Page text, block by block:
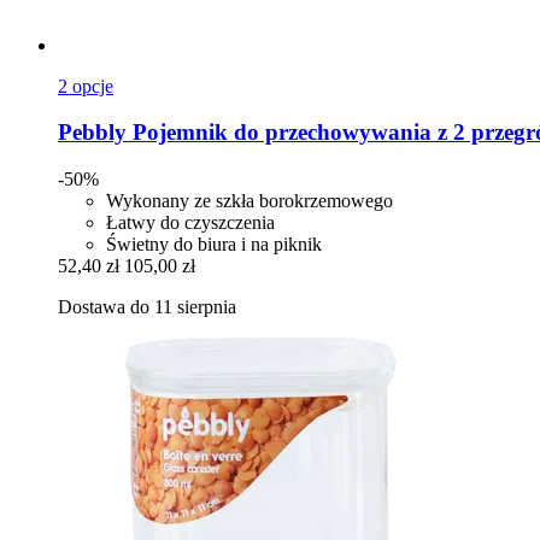
2 opcje
Pebbly Pojemnik do przechowywania z 2
-50%
Wykonany ze szkła borokrzemowego
Łatwy do czyszczenia
Świetny do biura i na piknik
52,40 zł 105,00 zł
Dostawa do 11 sierpnia